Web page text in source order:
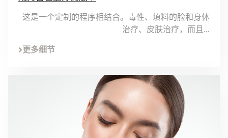
这是一个定制的程序相结合。毒性、填料的脸和身体
治疗、皮肤治疗，而且...
更多细节